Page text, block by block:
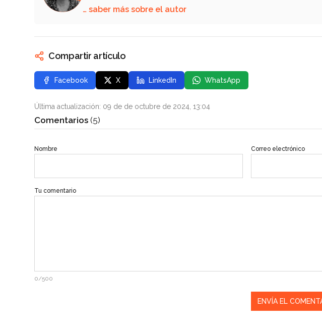
… saber más sobre el autor
Compartir artículo
Facebook X LinkedIn WhatsApp
Última actualización: 09 de de octubre de 2024, 13:04
Comentarios (5)
Nombre Correo electrónico
Tu comentario
0/500